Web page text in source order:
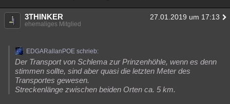
3THINKER 27.01.2019 um 17:13
ehemaliges Mitglied
EDGARallanPOE schrieb:
Der Transport von Schlema zur Prinzenhöhle, wenn es denn
stimmen sollte, sind aber quasi die letzten Meter des
Transportes gewesen.
Streckenlänge zwischen beiden Orten ca. 5 km.